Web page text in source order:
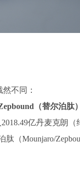
不同：
（替尔泊肽）
亿丹麦克朗
（Mounjaro/